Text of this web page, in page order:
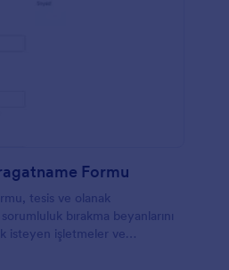
Formu
tesis ve olanak
bırakma beyanlarını
isteyen işletmeler ve